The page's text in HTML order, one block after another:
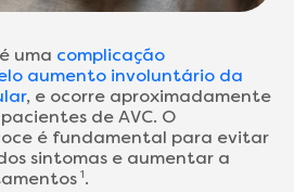
uma complicação
aumento involuntário da
, e ocorre aproximadamente
de AVC. O
é fundamental para evitar
sintomas e aumentar a
1.